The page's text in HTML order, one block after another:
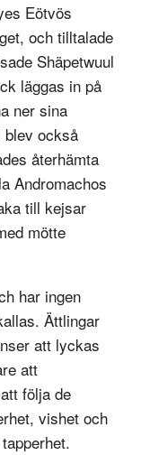
Eötvös
och tilltalade
Shäpetwuul
läggas in på
ner sina
blev också
återhämta
Andromachos
till kejsar
mötte
har ingen
Ättlingar
att lyckas
att
följa de
vishet och